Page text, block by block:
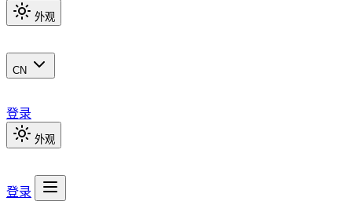
外观
CN
登录
外观
登录